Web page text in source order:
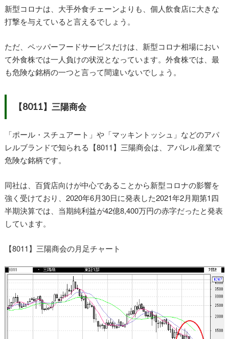
新型コロナは、大手外食チェーンよりも、個人飲食店に大きな
打撃を与えていると言えるでしょう。
ただ、ペッパーフードサービスだけは、新型コロナ相場におい
て外食株では一人負けの状況となっています。外食株では、最
も危険な銘柄の一つと言って間違いないでしょう。
【8011】三陽商会
「ポール・スチュアート」や「マッキントッシュ」などのアパ
レルブランドで知られる【8011】三陽商会は、アパレル産業で
危険な銘柄です。
同社は、百貨店向けが中心であることから新型コロナの影響を
強く受けており、2020年6月30日に発表した2021年2月期第1四
半期決算では、当期純利益が42億8,400万円の赤字だったと発表
しています。
【8011】三陽商会の月足チャート